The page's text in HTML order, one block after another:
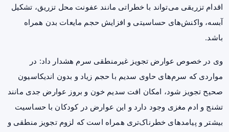
اقدام تزریقی می‌تواند با خطراتی مانند عفونت محل تزریق، تشکیل
آبسه، واکنش‌های حساسیتی و افزایش حجم مایعات بدن همراه
باشد.
وی در خصوص عوارض تجویز غیرمنطقی سرم هشدار داد: در
مواردی که سرم‌های حاوی سدیم با حجم زیاد و بدون اندیکاسیون
صحیح تجویز شود، امکان افت سدیم خون و بروز عوارض جدی مانند
تشنج و ادم مغزی وجود دارد و این عوارض در کودکان با حساسیت
بیشتر و پیامدهای خطرناک‌تری همراه است که لزوم تجویز منطقی و